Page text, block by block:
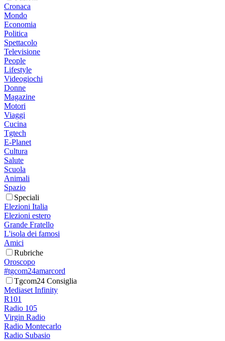
Cronaca
Mondo
Economia
Politica
Spettacolo
Televisione
People
Lifestyle
Videogiochi
Donne
Magazine
Motori
Viaggi
Cucina
Tgtech
E-Planet
Cultura
Salute
Scuola
Animali
Spazio
Speciali
Elezioni Italia
Elezioni estero
Grande Fratello
L'isola dei famosi
Amici
Rubriche
Oroscopo
#tgcom24amarcord
Tgcom24 Consiglia
Mediaset Infinity
R101
Radio 105
Virgin Radio
Radio Montecarlo
Radio Subasio